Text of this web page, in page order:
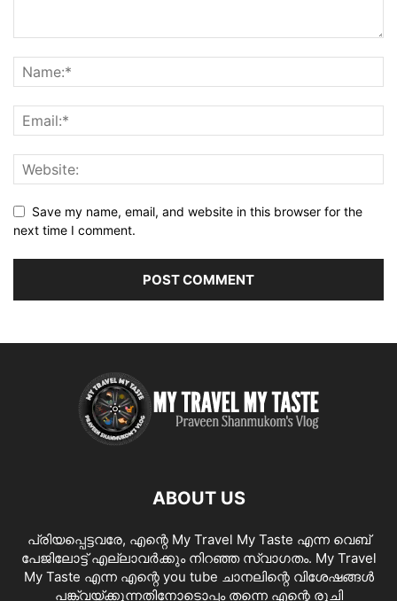
Save my name, email, and website in this browser for the
next time I comment.
ABOUT US
പ്രിയപ്പെട്ടവരേ, എന്റെ My Travel My Taste എന്ന വെബ്
പേജിലോട്ട് എല്ലാവർക്കും നിറഞ്ഞ സ്വാഗതം. My Travel
My Taste എന്ന എന്റെ you tube ചാനലിന്റെ വിശേഷങ്ങൾ
പങ്ക്വയ്ക്കുന്നതിനോടൊപ്പം തന്നെ എന്റെ രുചി